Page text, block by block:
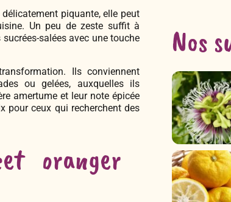
piquante, elle peut
Un peu de zeste suffit à
salées avec une touche
Ils conviennent
ou gelées, auxquelles ils
amertume et leur note épicée
pour ceux qui recherchent des
oranger
Nos